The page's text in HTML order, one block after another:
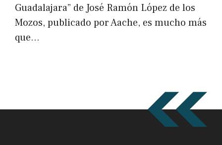
Guadalajara” de José Ramón López de los
Mozos, publicado por Aache, es mucho más
que…